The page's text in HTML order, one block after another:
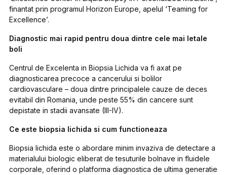
finantat prin programul Horizon Europe, apelul ‘Teaming for
Excellence’.
Diagnostic mai rapid pentru doua dintre cele mai letale
boli
Centrul de Excelenta in Biopsia Lichida va fi axat pe
diagnosticarea precoce a cancerului si bolilor
cardiovasculare – doua dintre principalele cauze de deces
evitabil din Romania, unde peste 55% din cancere sunt
depistate in stadii avansate (III-IV).
Ce este biopsia lichida si cum functioneaza
Biopsia lichida este o abordare minim invaziva de detectare a
materialului biologic eliberat de tesuturile bolnave in fluidele
corporale, oferind o platforma diagnostica de ultima generatie